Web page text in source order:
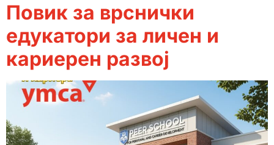
Повик за врснички
едукатори за личен и
кариерен развој